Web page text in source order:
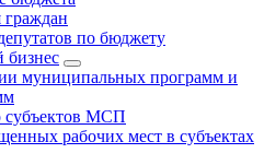
по бюджету
муниципальных программ и
субъектов МСП
рабочих мест в субъектах